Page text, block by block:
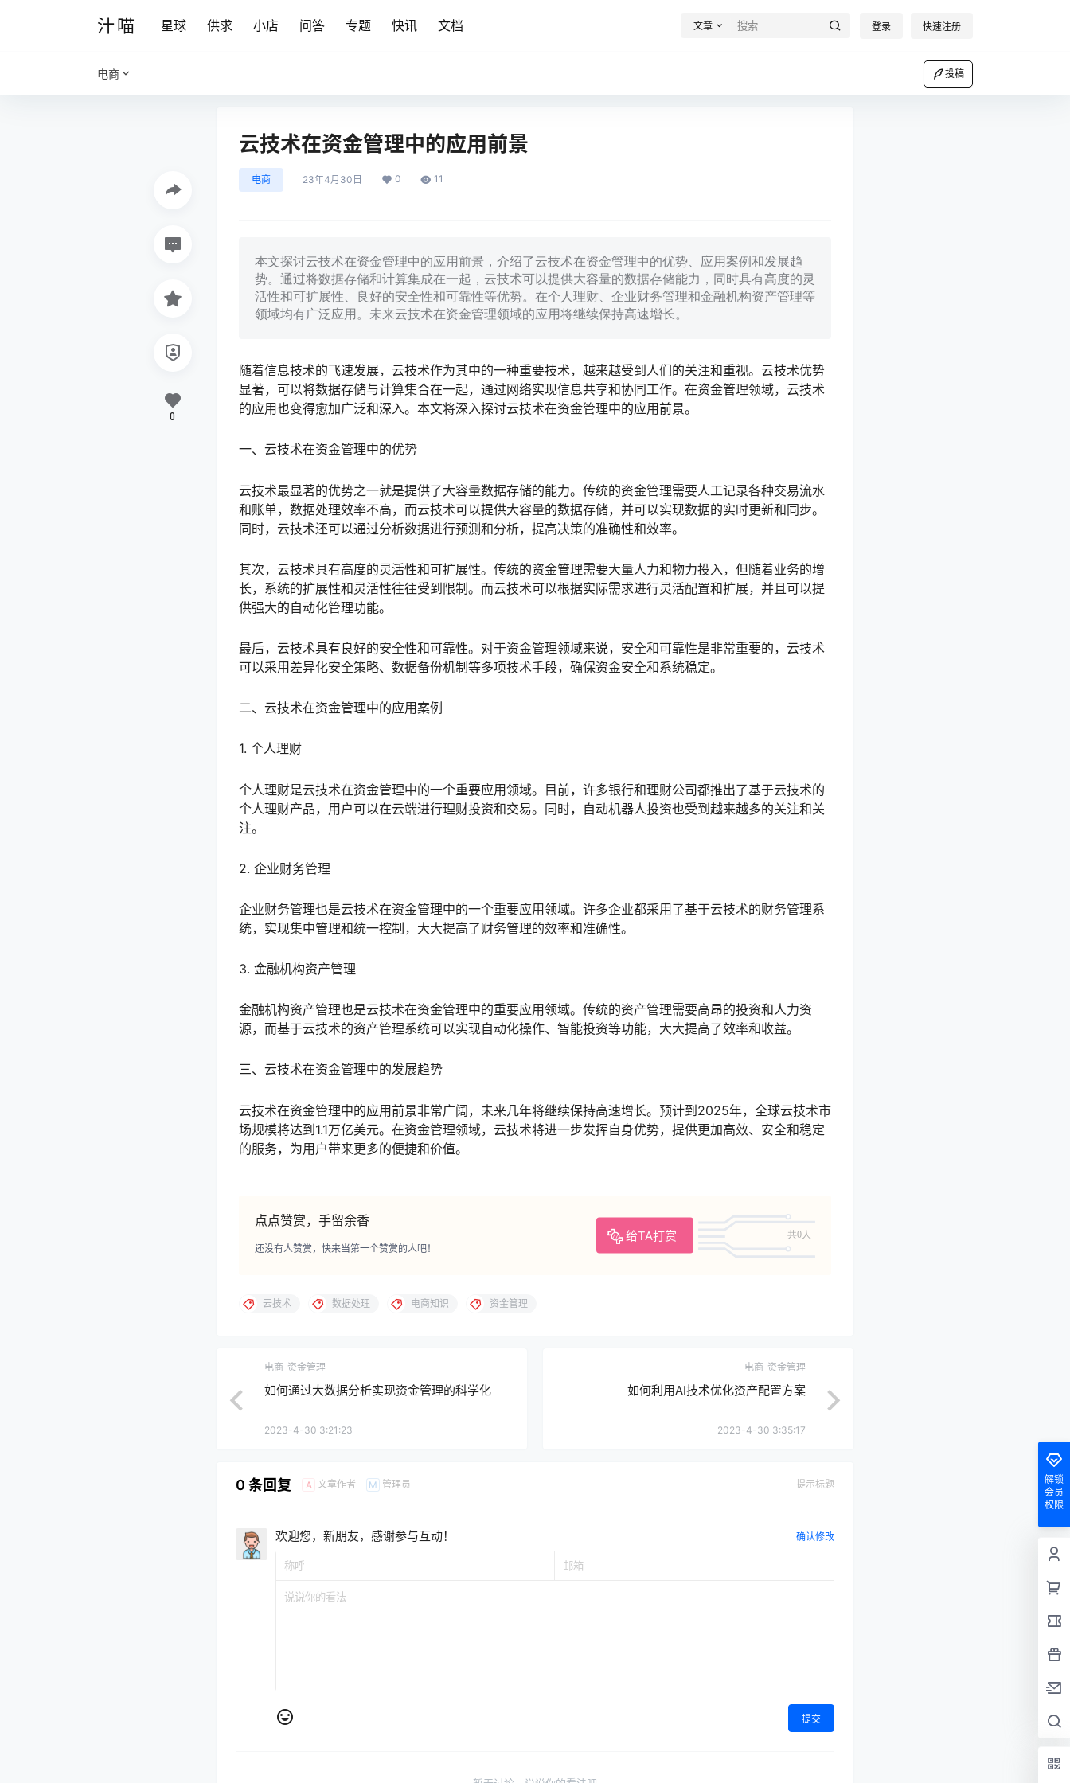
汁喵 星球 供求 小店 问答 专题 快讯 文档 文章 登录 快速注册
电商 投稿
云技术在资金管理中的应用前景
电商 23年4月30日 0 11
本文探讨云技术在资金管理中的应用前景，介绍了云技术在资金管理中的优势、应用案例和发展趋
势。通过将数据存储和计算集成在一起，云技术可以提供大容量的数据存储能力，同时具有高度的灵
活性和可扩展性、良好的安全性和可靠性等优势。在个人理财、企业财务管理和金融机构资产管理等
领域均有广泛应用。未来云技术在资金管理领域的应用将继续保持高速增长。
随着信息技术的飞速发展，云技术作为其中的一种重要技术，越来越受到人们的关注和重视。云技术优势
显著，可以将数据存储与计算集合在一起，通过网络实现信息共享和协同工作。在资金管理领域，云技术
的应用也变得愈加广泛和深入。本文将深入探讨云技术在资金管理中的应用前景。
一、云技术在资金管理中的优势
云技术最显著的优势之一就是提供了大容量数据存储的能力。传统的资金管理需要人工记录各种交易流水
和账单，数据处理效率不高，而云技术可以提供大容量的数据存储，并可以实现数据的实时更新和同步。
同时，云技术还可以通过分析数据进行预测和分析，提高决策的准确性和效率。
其次，云技术具有高度的灵活性和可扩展性。传统的资金管理需要大量人力和物力投入，但随着业务的增
长，系统的扩展性和灵活性往往受到限制。而云技术可以根据实际需求进行灵活配置和扩展，并且可以提
供强大的自动化管理功能。
最后，云技术具有良好的安全性和可靠性。对于资金管理领域来说，安全和可靠性是非常重要的，云技术
可以采用差异化安全策略、数据备份机制等多项技术手段，确保资金安全和系统稳定。
二、云技术在资金管理中的应用案例
1. 个人理财
个人理财是云技术在资金管理中的一个重要应用领域。目前，许多银行和理财公司都推出了基于云技术的
个人理财产品，用户可以在云端进行理财投资和交易。同时，自动机器人投资也受到越来越多的关注和关
注。
2. 企业财务管理
企业财务管理也是云技术在资金管理中的一个重要应用领域。许多企业都采用了基于云技术的财务管理系
统，实现集中管理和统一控制，大大提高了财务管理的效率和准确性。
3. 金融机构资产管理
金融机构资产管理也是云技术在资金管理中的重要应用领域。传统的资产管理需要高昂的投资和人力资
源，而基于云技术的资产管理系统可以实现自动化操作、智能投资等功能，大大提高了效率和收益。
三、云技术在资金管理中的发展趋势
云技术在资金管理中的应用前景非常广阔，未来几年将继续保持高速增长。预计到2025年，全球云技术市
场规模将达到1.1万亿美元。在资金管理领域，云技术将进一步发挥自身优势，提供更加高效、安全和稳定
的服务，为用户带来更多的便捷和价值。
点点赞赏，手留余香
给TA打赏 共0人
还没有人赞赏，快来当第一个赞赏的人吧！
0
云技术 数据处理 电商知识 资金管理
电商 资金管理
如何通过大数据分析实现资金管理的科学化
2023-4-30 3:21:23
电商 资金管理
如何利用AI技术优化资产配置方案
2023-4-30 3:35:17
0 条回复 A 文章作者 M 管理员 提示标题
欢迎您，新朋友，感谢参与互动！ 确认修改
提交
解锁
会员
权限